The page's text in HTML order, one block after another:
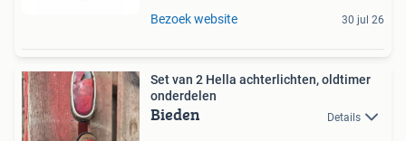
Bezoek website 30 jul 26
Set van 2 Hella achterlichten, oldtimer
onderdelen
Bieden Details